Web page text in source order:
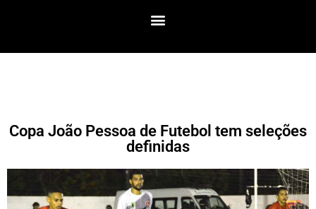
Copa João Pessoa de Futebol tem seleções
definidas